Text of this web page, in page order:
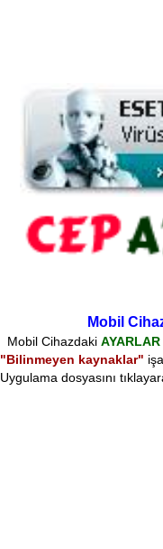
Mobil
Mobil Cihazdaki
"Bilinmeyen kaynaklar"
Uygulama dosyasını